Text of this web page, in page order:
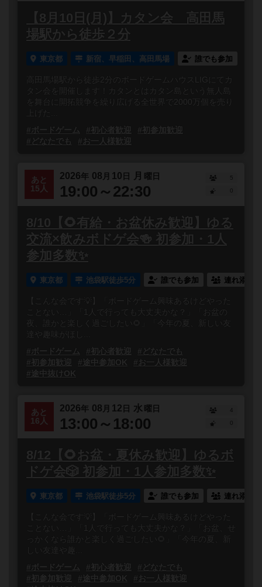
【8月10日(月)】カタン会 高田馬
場駅から徒歩２分
東京都 新宿、早稲田、高田馬場 誰でも参加
高田馬場駅から徒歩2分のボードゲームハウスLIGにてカ
タン会を開催します！カタンとはカタン島という無人島
を舞台に開拓競争を繰り広げる全世界で2000万個を売り
#ボードゲーム
#初心者歓迎
#初参加歓迎
#どなたでも
#お一人様歓迎
あと
15人
2026年 08 月 10 日 月 曜日
19:00～22:30
5
8/10【🌻有給・お盆休み歓迎】ゆる
交流×飲みボドゲ会🍻 初参加・1人
参加多数✨
東京都 池袋駅徒歩5分 誰でも参加 連れ添い
【こんな会です💡】「ボードゲーム興味あるけどやった
ことない…」「1人で行っても大丈夫かな？」「お盆の
夜、誰かと楽しく過ごしたい🌻」「今年の夏、新しい友
達や趣味がほし...
#ボードゲーム
#初心者歓迎
#どなたでも
#初参加歓迎
#途中参加OK
#お一人様歓迎
#途中抜けOK
あと
16人
2026年 08 月 12 日 水 曜日
13:00～18:00
4
8/12【🌻お盆・夏休み歓迎】ゆるボ
ドゲ会🎲 初参加・1人参加多数✨
東京都 池袋駅徒歩5分 誰でも参加 連れ添い
【こんな会です💡】「ボードゲーム興味あるけどやった
ことない…」「1人で行っても大丈夫かな？」「お盆、せ
っかくなら誰かと楽しく過ごしたい🌻」「今年の夏、新
しい友達や趣...
#ボードゲーム
#初心者歓迎
#どなたでも
#初参加歓迎
#途中参加OK
#お一人様歓迎